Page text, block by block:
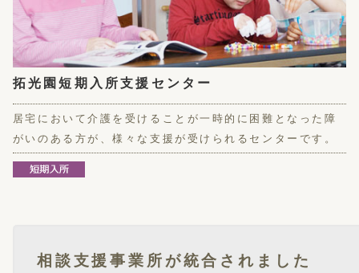
拓光園短期入所支援センター
居宅において介護を受けることが一時的に困難となった障
がいのある方が、様々な支援が受けられるセンターです。
相談支援事業所が統合されました